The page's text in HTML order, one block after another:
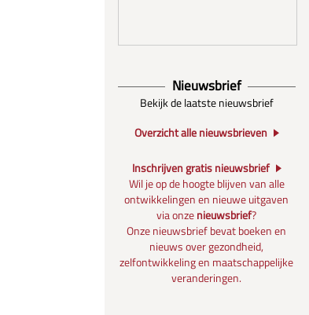
Nieuwsbrief
Bekijk de laatste nieuwsbrief
Overzicht alle nieuwsbrieven
Inschrijven gratis nieuwsbrief
Wil je op de hoogte blijven van alle
ontwikkelingen en nieuwe uitgaven
via onzenieuwsbrief?
Onze nieuwsbrief bevat boeken en
nieuws over gezondheid,
zelfontwikkeling en maatschappelijke
veranderingen.